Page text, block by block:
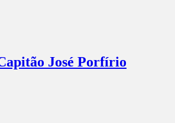
José Porfírio